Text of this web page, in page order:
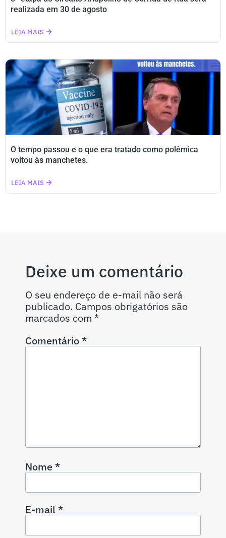
realizada em 30 de agosto
LEIA MAIS
O tempo passou e o que era tratado como polêmica
voltou às manchetes.
LEIA MAIS
Deixe um comentário
O seu endereço de e-mail não será
publicado. Campos obrigatórios são
marcados com *
Comentário*
Nome*
E-mail*